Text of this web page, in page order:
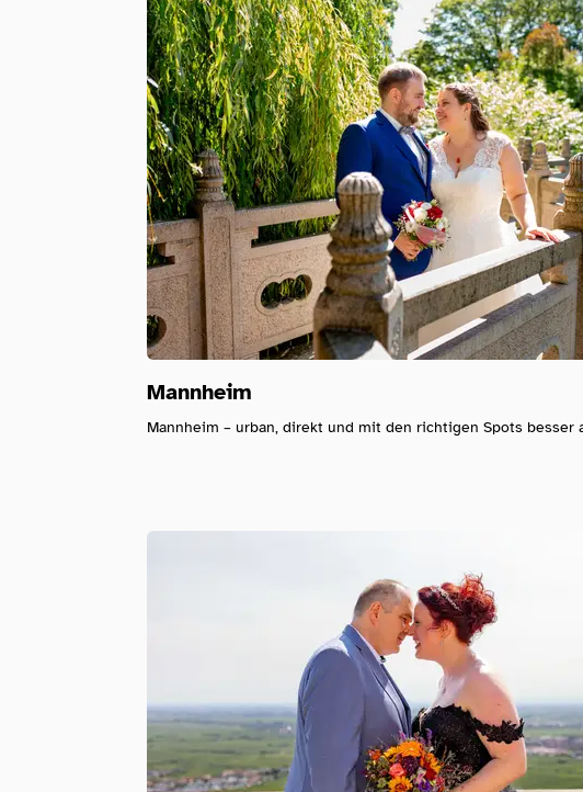
Mannheim
Mannheim – urban, direkt und mit den richtigen Spots besser